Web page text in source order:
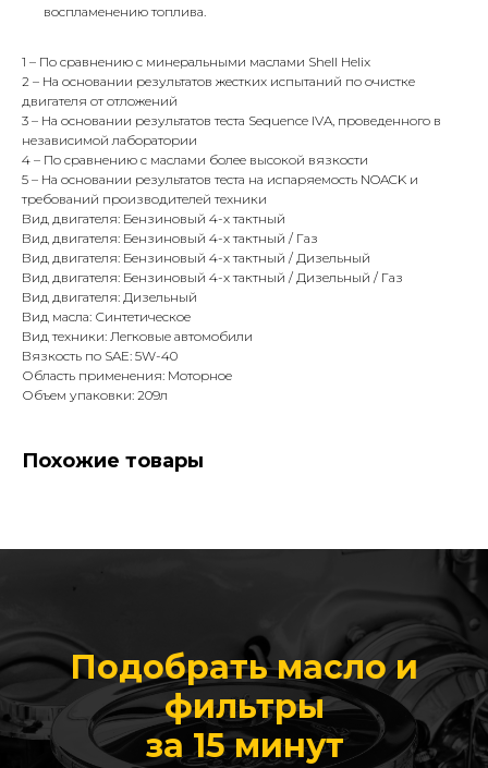
воспламенению топлива.
1 – По сравнению с минеральными маслами Shell Helix
2 – На основании результатов жестких испытаний по очистке
двигателя от отложений
3 – На основании результатов теста Sequence IVA, проведенного в
независимой лаборатории
4 – По сравнению с маслами более высокой вязкости
5 – На основании результатов теста на испаряемость NOACK и
требований производителей техники
Вид двигателя: Бензиновый 4-х тактный
Вид двигателя: Бензиновый 4-х тактный / Газ
Вид двигателя: Бензиновый 4-х тактный / Дизельный
Вид двигателя: Бензиновый 4-х тактный / Дизельный / Газ
Вид двигателя: Дизельный
Вид масла: Синтетическое
Вид техники: Легковые автомобили
Вязкость по SAE: 5W-40
Область применения: Моторное
Объем упаковки: 209л
Похожие товары
Подобрать масло и
фильтры
за 15 минут